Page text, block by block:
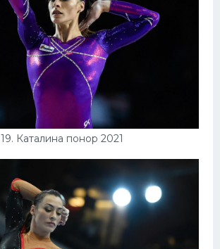
19. Каталина понор 2021